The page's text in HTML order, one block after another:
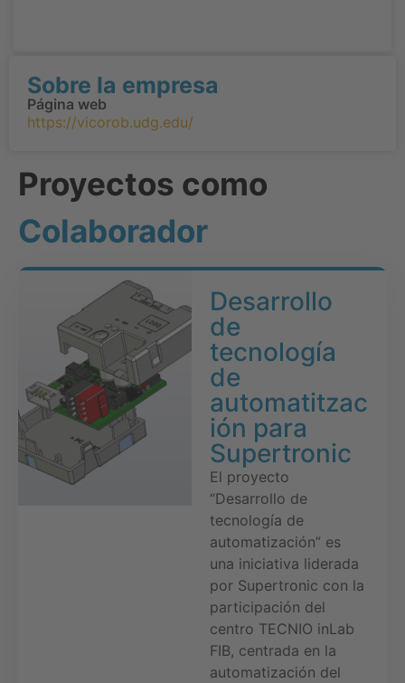
Proyectos como
Colaborador
Desarrollo
de
tecnología
de
automatitzac
ión para
Supertronic
El proyecto
“Desarrollo de
tecnología de
automatización” es
una iniciativa liderada
por Supertronic con la
participación del
centro TECNIO inLab
FIB, centrada en la
automatización del
Sobre la empresa
Página web
https://vicorob.udg.edu/